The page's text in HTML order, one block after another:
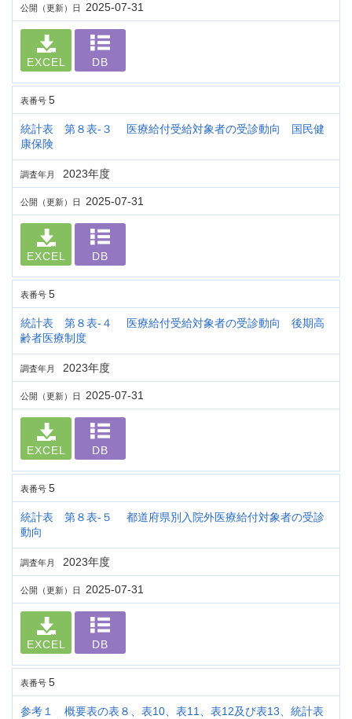
公開（更新）日 2025-07-31
EXCEL DB
表番号 5
統計表 第８表-３ 医療給付受給対象者の受診動向 国民健
康保険
調査年月 2023年度
公開（更新）日 2025-07-31
EXCEL DB
表番号 5
統計表 第８表-４ 医療給付受給対象者の受診動向 後期高
齢者医療制度
調査年月 2023年度
公開（更新）日 2025-07-31
EXCEL DB
表番号 5
統計表 第８表-５ 都道府県別入院外医療給付対象者の受診
動向
調査年月 2023年度
公開（更新）日 2025-07-31
EXCEL DB
表番号 5
参考１ 概要表の表８、表10、表11、表12及び表13、統計表